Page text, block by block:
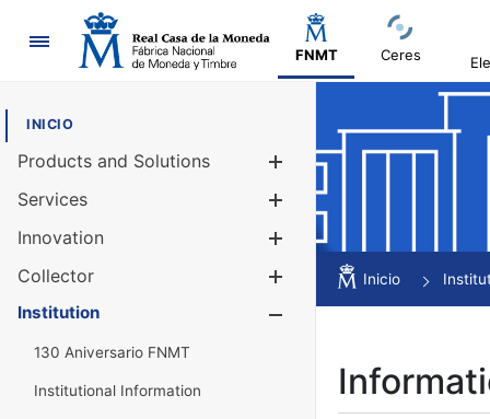
Navigation
FNMT Ceres
INICIO
Products and Solutions
Services
Innovation
Collector
Show/Hide
Institution
130 Aniversario FNMT
Institutional Information
Inicio